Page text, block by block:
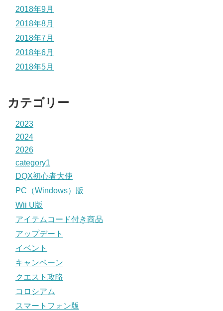
2018年9月
2018年8月
2018年7月
2018年6月
2018年5月
カテゴリー
2023
2024
2026
category1
DQX初心者大使
PC（Windows）版
Wii U版
アイテムコード付き商品
アップデート
イベント
キャンペーン
クエスト攻略
コロシアム
スマートフォン版